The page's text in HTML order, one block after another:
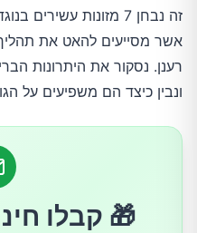
זה נבחן 7 מזונות
אשר מסייעים להאט את
רענן. נסקור את היתרונות
ונבין כיצד הם משפיעים על